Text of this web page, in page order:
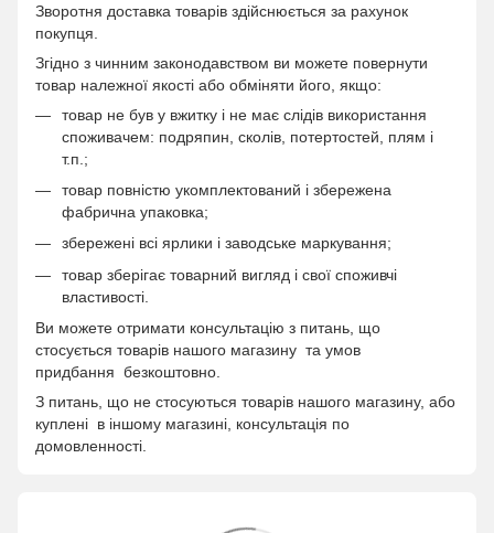
Зворотня доставка товарів здійснюється за рахунок
покупця.
Згідно з чинним законодавством ви можете повернути
товар належної якості або обміняти його, якщо:
товар не був у вжитку і не має слідів використання
споживачем: подряпин, сколів, потертостей, плям і
т.п.;
товар повністю укомплектований і збережена
фабрична упаковка;
збережені всі ярлики і заводське маркування;
товар зберігає товарний вигляд і свої споживчі
властивості.
Ви можете отримати консультацію з питань, що
стосується товарів нашого магазину та умов
придбання безкоштовно.
З питань, що не стосуються товарів нашого магазину, або
куплені в іншому магазині, консультація по
домовленності.